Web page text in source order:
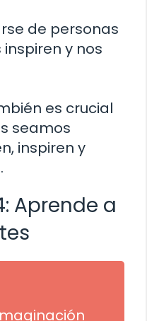
de personas
y nos
es crucial
seamos
inspiren y
Aprende a